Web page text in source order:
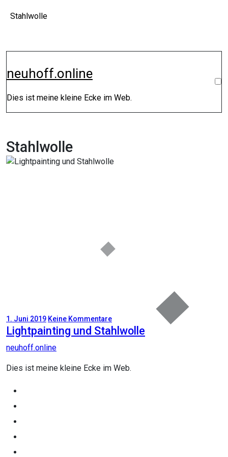
Inhalt
neuhoff.online
Dies ist meine kleine Ecke im Web.
Stahlwolle
Stahlwolle
1. Juni 2019 Keine Kommentare
Lightpainting und Stahlwolle
neuhoff.online
Dies ist meine kleine Ecke im Web.